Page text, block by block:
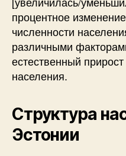
процентное
численности
различными
естественный
населения.
Структура
Эстонии